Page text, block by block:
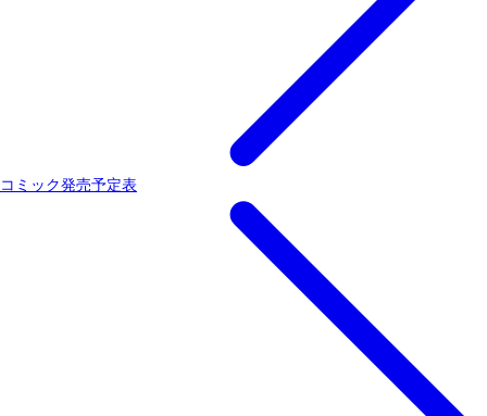
コミック発売予定表